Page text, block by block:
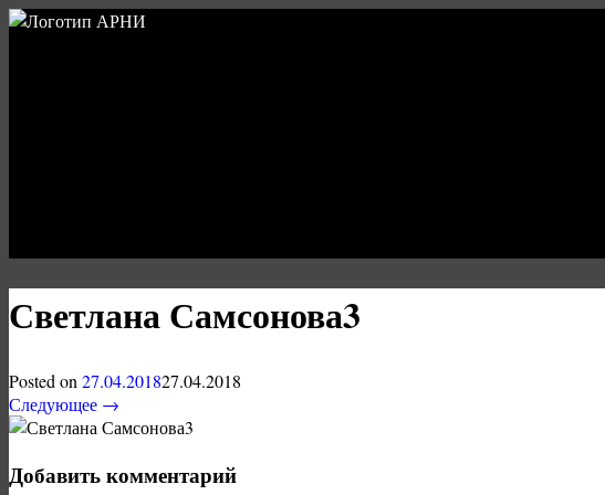
Светлана Самсонова3
Posted on 27.04.201827.04.2018
Следующее →
Добавить комментарий